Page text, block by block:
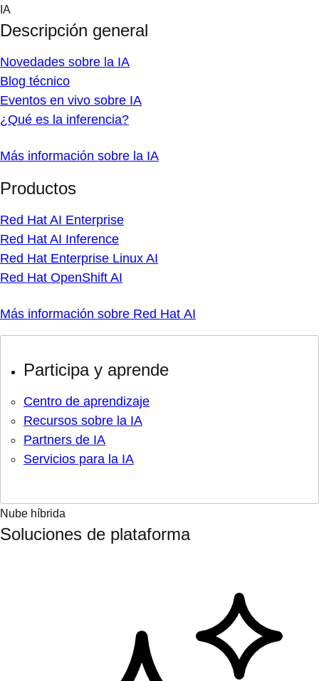
Skip
content
IA
Descripción general
Novedades sobre la IA
Blog técnico
Eventos en vivo sobre IA
¿Qué es la inferencia?
Más información sobre la IA
Productos
Red Hat AI Enterprise
Red Hat AI Inference
Red Hat Enterprise Linux AI
Red Hat OpenShift AI
Más información sobre Red Hat AI
Participa y aprende
Centro de aprendizaje
Recursos sobre la IA
Partners de IA
Servicios para la IA
Nube híbrida
Soluciones de plataforma